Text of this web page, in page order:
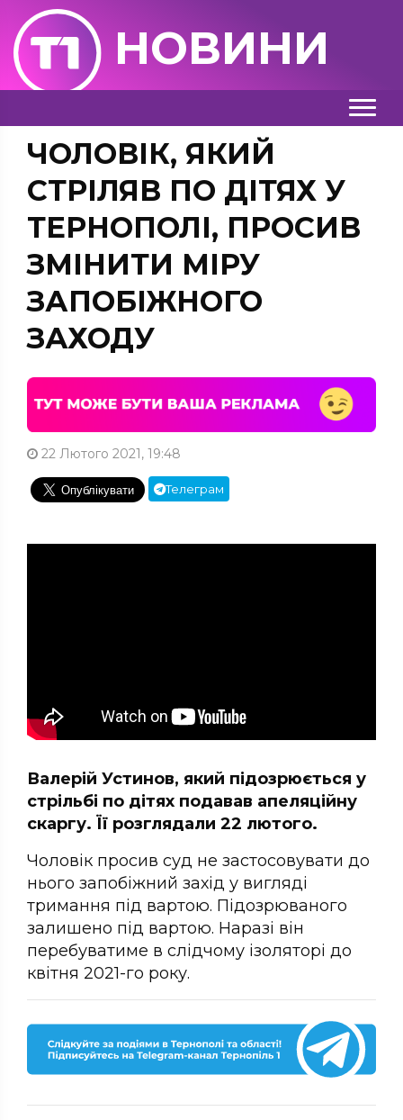
НОВИНИ
ЧОЛОВІК, ЯКИЙ
СТРІЛЯВ ПО ДІТЯХ У
ТЕРНОПОЛІ, ПРОСИВ
ЗМІНИТИ МІРУ
ЗАПОБІЖНОГО
ЗАХОДУ
22 Лютого 2021, 19:48
Телеграм
Валерій Устинов, який підозрюється у
стрільбі по дітях подавав апеляційну
скаргу. Її розглядали 22 лютого.
Чоловік просив суд не застосовувати до
нього запобіжний захід у вигляді
тримання під вартою. Підозрюваного
залишено під вартою. Наразі він
перебуватиме в слідчому ізоляторі до
квітня 2021-го року.